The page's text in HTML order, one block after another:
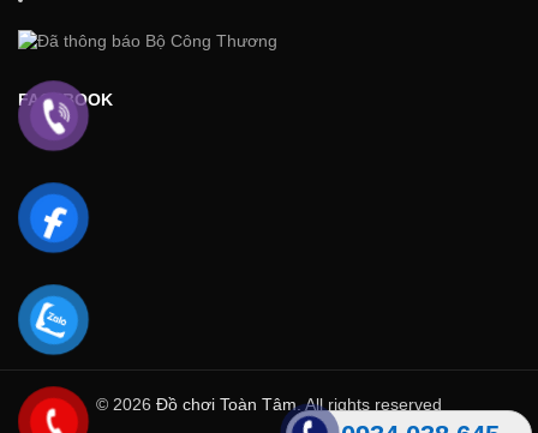
FACEBOOK
© 2026 Đồ chơi Toàn Tâm. All rights reserved